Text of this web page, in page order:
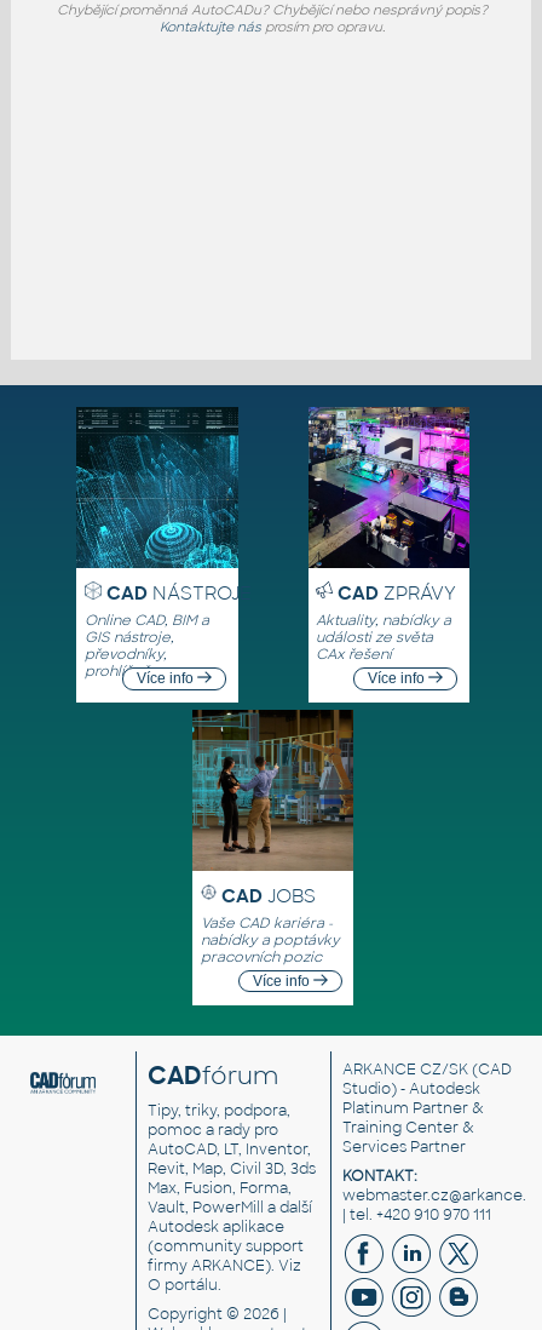
Chybějící proměnná AutoCADu? Chybějící nebo nesprávný popis?
Kontaktujte násprosím pro opravu.
CADNÁSTROJE
Online CAD, BIM a
GIS nástroje,
převodníky,
prohlížečeVíce info
CADZPRÁVY
Aktuality, nabídky a
události ze světa
CAx řešení
Více info
CAD JOBS
Vaše CAD kariéra -
nabídky a poptávky
pracovních pozic
Více info
CADfórum
Tipy, triky, podpora,
pomoc a rady pro
AutoCAD, LT, Inventor,
Revit, Map, Civil 3D, 3ds
Max, Fusion, Forma,
Vault, PowerMill a další
Autodesk aplikace
(community support
firmy ARKANCE). Viz
O portálu.
Copyright © 2026 |
ARKANCE CZ/SK(CAD
Studio) - Autodesk
Platinum Partner &
Training Center &
Services Partner
KONTAKT:
| tel. +420 910 970 111